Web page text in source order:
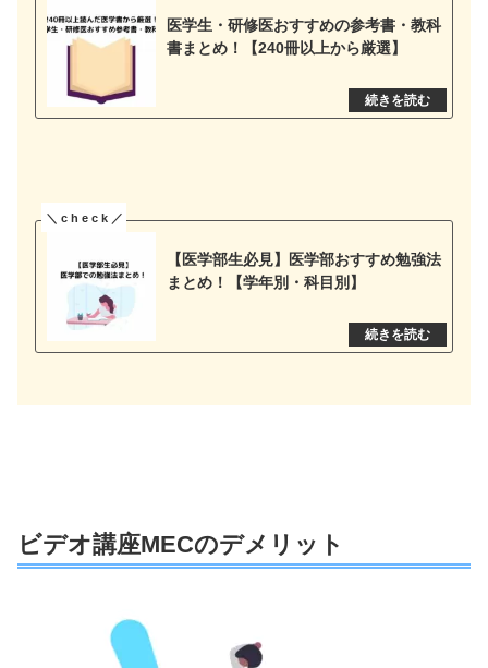
医学生・研修医おすすめの参考書・教科
書まとめ！【240冊以上から厳選】
【医学部生必見】医学部おすすめ勉強法
まとめ！【学年別・科目別】
ビデオ講座MECのデメリット